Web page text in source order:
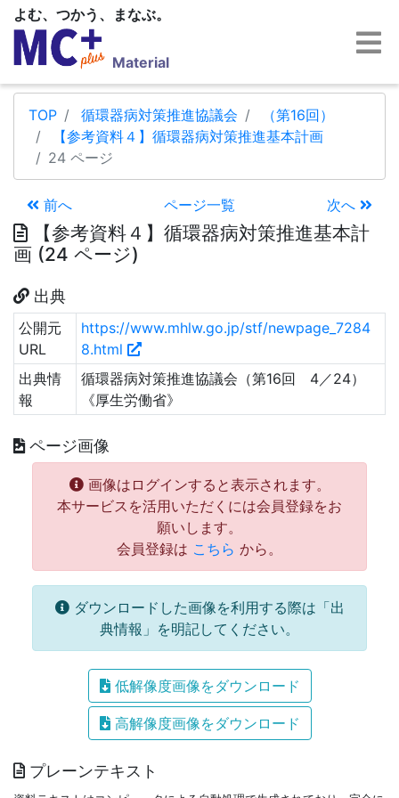
よむ、つかう、まなぶ。
Material
TOP 循環器病対策推進協議会
（第16回）
【参考資料４】循環器病対策推進基本計画
24 ページ
前へ ページ一覧 次へ
【参考資料４】循環器病対策推進基本計
画 (24 ページ)
出典
公開元
URL
https://www.mhlw.go.jp/stf/newpage_7284
8.html
出典情
報
循環器病対策推進協議会（第16回 4／24）
《厚生労働省》
ページ画像
画像はログインすると表示されます。
本サービスを活用いただくには会員登録をお
願いします。
会員登録は こちら から。
ダウンロードした画像を利用する際は「出
典情報」を明記してください。
低解像度画像をダウンロード
高解像度画像をダウンロード
プレーンテキスト